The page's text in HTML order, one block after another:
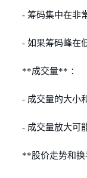
- 筹码集中在非
- 如果筹码峰在
**成交量** ：
- 成交量的大小
- 成交量放大可
**股价走势和换